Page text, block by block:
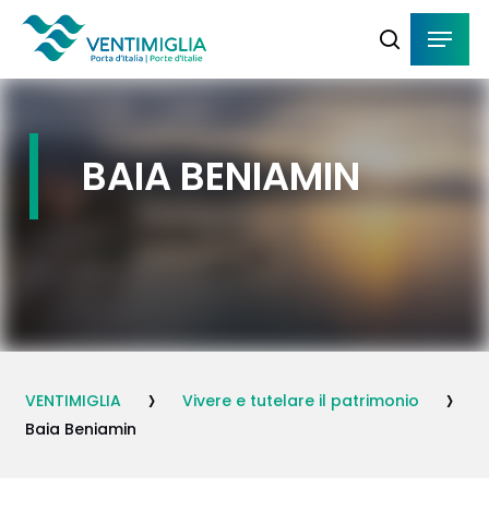
Skip
content
cerca
Menu
BAIA BENIAMIN
VENTIMIGLIA › Vivere e tutelare il patrimonio ›
Baia Beniamin
Menu